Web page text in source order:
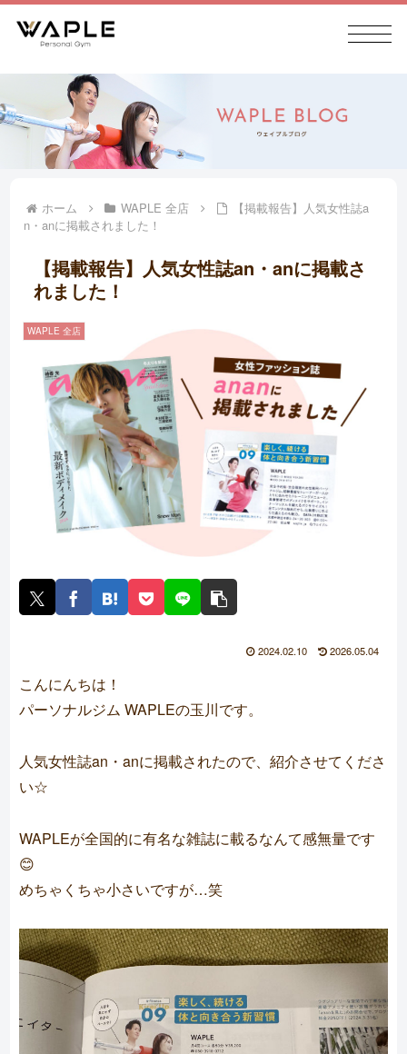
ホーム WAPLE 全店
【掲載報告】人気女性誌a
n・anに掲載されました！
【掲載報告】人気女性誌an・anに掲載さ
れました！
WAPLE 全店
2024.02.10 2026.05.04
こんにんちは！
パーソナルジム WAPLEの玉川です。
人気女性誌an・anに掲載されたので、紹介させてくださ
い☆
WAPLEが全国的に有名な雑誌に載るなんて感無量です
😊
めちゃくちゃ小さいですが…笑